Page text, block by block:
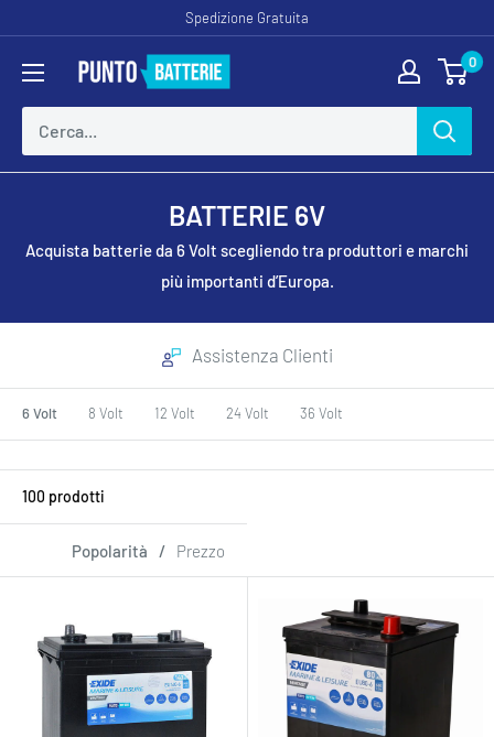
contenuto
Spedizione Gratuita
Puntobatterie 0
BATTERIE 6V
Acquista batterie da 6 Volt scegliendo tra produttori e marchi
più importanti d’Europa.
Richiedi una Batteria
6 Volt 8 Volt 12 Volt 24 Volt 36 Volt
100 prodotti
Popolarità / Prezzo